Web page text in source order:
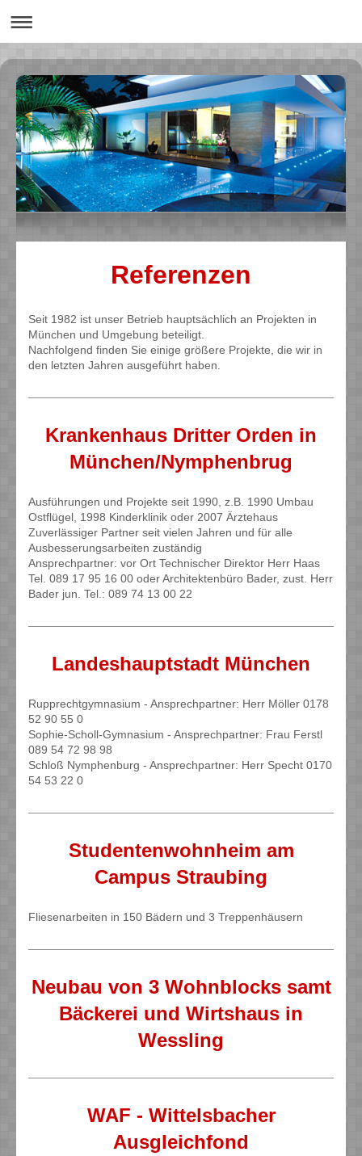
Referenzen
Seit 1982 ist unser Betrieb hauptsächlich an Projekten in
München und Umgebung beteiligt.
Nachfolgend finden Sie einige größere Projekte, die wir in
den letzten Jahren ausgeführt haben.
Krankenhaus Dritter Orden in
München/Nymphenbrug
Ausführungen und Projekte seit 1990, z.B. 1990 Umbau
Ostflügel, 1998 Kinderklinik oder 2007 Ärztehaus
Zuverlässiger Partner seit vielen Jahren und für alle
Ausbesserungsarbeiten zuständig
Ansprechpartner: vor Ort Technischer Direktor Herr Haas
Tel. 089 17 95 16 00 oder Architektenbüro Bader, zust. Herr
Bader jun. Tel.: 089 74 13 00 22
Landeshauptstadt München
Rupprechtgymnasium - Ansprechpartner: Herr Möller 0178
52 90 55 0
Sophie-Scholl-Gymnasium - Ansprechpartner: Frau Ferstl
089 54 72 98 98
Schloß Nymphenburg - Ansprechpartner: Herr Specht 0170
54 53 22 0
Studentenwohnheim am
Campus Straubing
Fliesenarbeiten in 150 Bädern und 3 Treppenhäusern
Neubau von 3 Wohnblocks samt
Bäckerei und Wirtshaus in
Wessling
WAF - Wittelsbacher
Ausgleichfond